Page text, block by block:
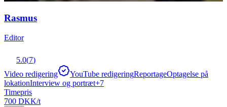
Rasmus
Editor
5.0(7)
Video redigering
YouTube redigeringReportageOptagelse på
lokationInterview og portræt+7
Timepris
700 DKK/t